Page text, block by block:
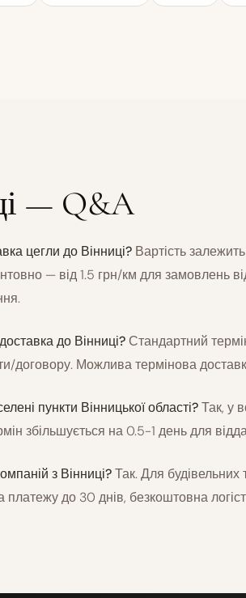
— Q&A
цегли до Вінниці? Вартість
— від 1.5 грн/км для замовлень
до Вінниці?Стандартний
договору. Можлива термінова
пункти Вінницької області?Так, у
збільшується на 0.5-1 день для
з Вінниці?Так. Для будівельних
платежу до 30 днів, безкоштовна